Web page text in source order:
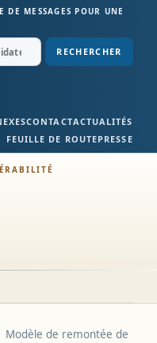
MESSAGES POUR UNE
RECHERCHER
CONTACTACTUALITÉS
FEUILLE DE ROUTEPRESSE
Modèle de remontée de